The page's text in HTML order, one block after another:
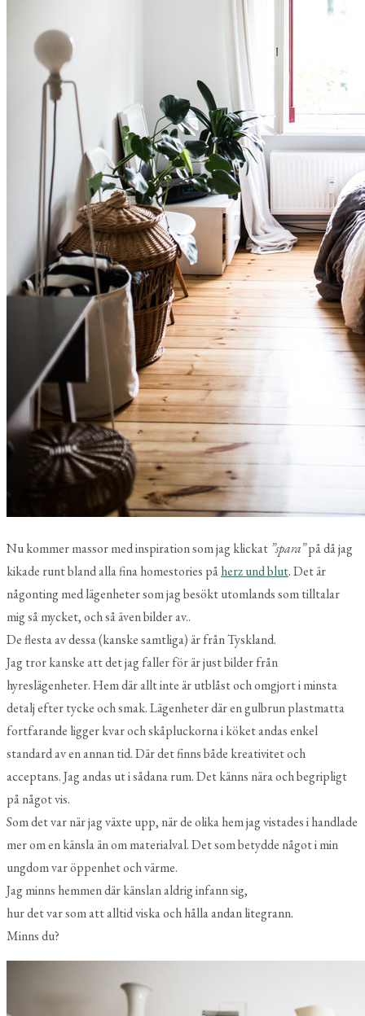
Nu kommer massor med inspiration som jag klickat ”spara”på då jag
kikade runt bland alla fina homestories påherz und blut. Det är
någonting med lägenheter som jag besökt utomlands som tilltalar
mig så mycket, och så även bilder av..
De flesta av dessa (kanske samtliga) är från Tyskland.
Jag tror kanske att det jag faller för är just bilder från
hyreslägenheter. Hem där allt inte är utblåst och omgjort i minsta
detalj efter tycke och smak. Lägenheter där en gulbrun plastmatta
fortfarande ligger kvar och skåpluckorna i köket andas enkel
standard av en annan tid. Där det finns både kreativitet och
acceptans. Jag andas ut i sådana rum. Det känns nära och begripligt
på något vis.
Som det var när jag växte upp, när de olika hem jag vistades i handlade
mer om en känsla än om materialval. Det som betydde något i min
ungdom var öppenhet och värme.
Jag minns hemmen där känslan aldrig infann sig,
hur det var som att alltid viska och hålla andan litegrann.
Minns du?